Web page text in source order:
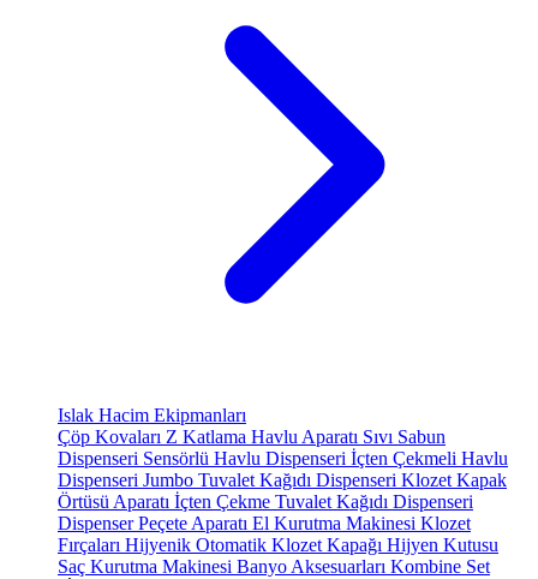
Islak Hacim Ekipmanları
Çöp Kovaları Z Katlama Havlu Aparatı Sıvı Sabun
Dispenseri Sensörlü Havlu Dispenseri İçten Çekmeli Havlu
Dispenseri Jumbo Tuvalet Kağıdı Dispenseri Klozet Kapak
Örtüsü Aparatı İçten Çekme Tuvalet Kağıdı Dispenseri
Dispenser Peçete Aparatı El Kurutma Makinesi Klozet
Fırçaları Hijyenik Otomatik Klozet Kapağı Hijyen Kutusu
Saç Kurutma Makinesi Banyo Aksesuarları Kombine Set